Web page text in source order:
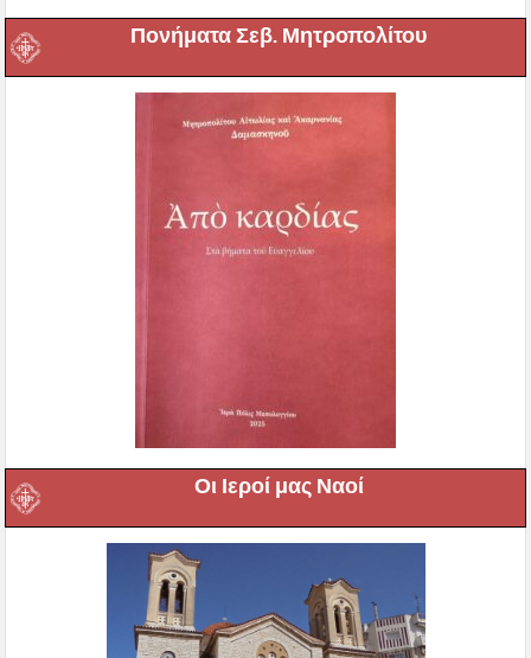
Πονήματα Σεβ. Μητροπολίτου
Οι Ιεροί μας Ναοί